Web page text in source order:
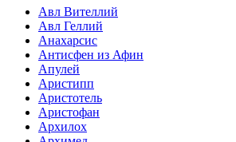
Авл Вителлий
Авл Геллий
Анахарсис
Антисфен из Афин
Апулей
Аристипп
Аристотель
Аристофан
Архилох